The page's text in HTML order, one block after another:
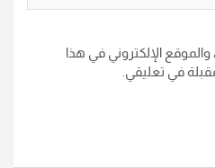
الإلكتروني في هذا
في تعليقي.